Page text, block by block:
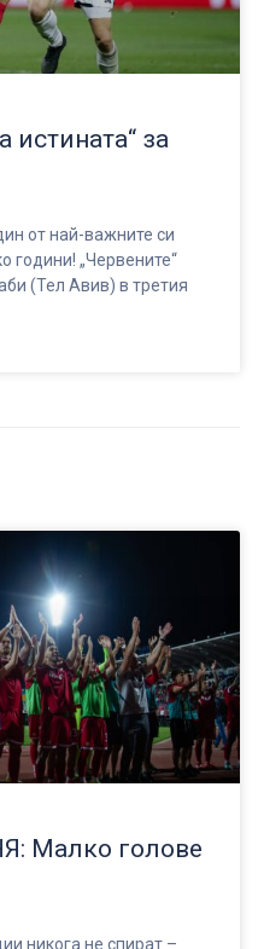
истината“ за
от най-важните си
години! „Червените“
(Тел Авив) в третия
Малко голове
никога не спират –